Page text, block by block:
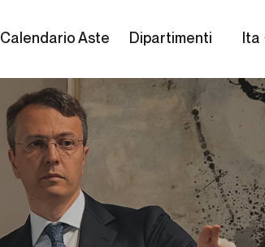
Calendario Aste Dipartimenti Ita